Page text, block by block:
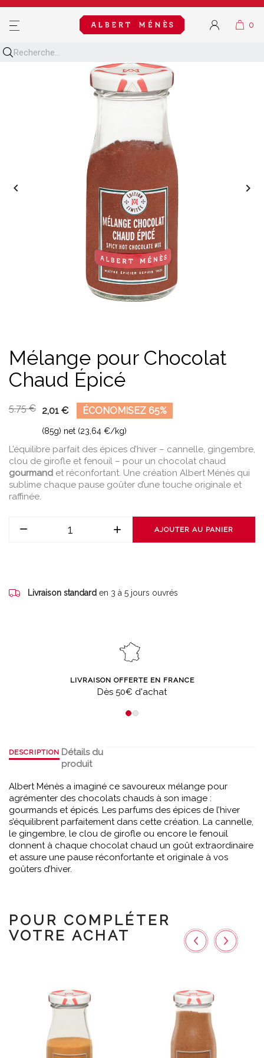
MENU
 
Mélange pour Chocolat
Chaud Épicé
5,75 € 2,01 € ÉCONOMISEZ 65%
(85g) net (23,64 €/kg)
L’équilibre parfait des épices d’hiver – cannelle, gingembre,
clou de girofle et fenouil – pour un chocolat chaud
gourmand et réconfortant. Une création Albert Ménès qui
sublime chaque pause goûter d’une touche originale et
raffinée.
AJOUTER AU PANIER
Livraison standard en 3 à 5 jours ouvrés
LIVRAISON OFFERTE EN FRANCE
Dès 50€ d'achat
DESCRIPTION Détails du
produit
Albert Ménès a imaginé ce savoureux mélange pour
agrémenter des chocolats chauds à son image :
gourmands et épicés. Les parfums des épices de l’hiver
s’équilibrent parfaitement dans cette création. La cannelle,
le gingembre, le clou de girofle ou encore le fenouil
donnent à chaque chocolat chaud un goût extraordinaire
et assure une pause réconfortante et originale à vos
goûters d’hiver.
POUR COMPLÉTER
VOTRE ACHAT